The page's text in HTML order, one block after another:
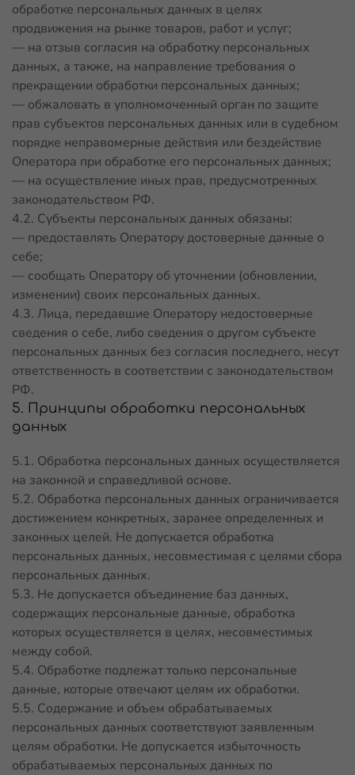
обработке персональных данных в целях
продвижения на рынке товаров, работ и услуг;
— на отзыв согласия на обработку персональных
данных, а также, на направление требования о
прекращении обработки персональных данных;
— обжаловать в уполномоченный орган по защите
прав субъектов персональных данных или в судебном
порядке неправомерные действия или бездействие
Оператора при обработке его персональных данных;
— на осуществление иных прав, предусмотренных
законодательством РФ.
4.2. Субъекты персональных данных обязаны:
— предоставлять Оператору достоверные данные о
себе;
— сообщать Оператору об уточнении (обновлении,
изменении) своих персональных данных.
4.3. Лица, передавшие Оператору недостоверные
сведения о себе, либо сведения о другом субъекте
персональных данных без согласия последнего, несут
ответственность в соответствии с законодательством
РФ.
5. Принципы обработки персональных
данных
5.1. Обработка персональных данных осуществляется
на законной и справедливой основе.
5.2. Обработка персональных данных ограничивается
достижением конкретных, заранее определенных и
законных целей. Не допускается обработка
персональных данных, несовместимая с целями сбора
персональных данных.
5.3. Не допускается объединение баз данных,
содержащих персональные данные, обработка
которых осуществляется в целях, несовместимых
между собой.
5.4. Обработке подлежат только персональные
данные, которые отвечают целям их обработки.
5.5. Содержание и объем обрабатываемых
персональных данных соответствуют заявленным
целям обработки. Не допускается избыточность
обрабатываемых персональных данных по